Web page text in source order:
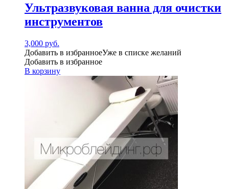
Ультразвуковая ванна для очистки
инструментов
3,000 руб.
Добавить в избранноеУже в списке желаний
Добавить в избранное
В корзину